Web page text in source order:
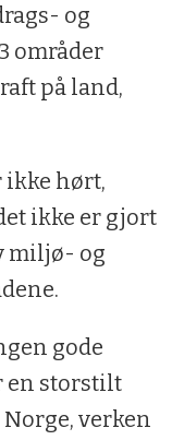
og
områder
på land,
ikke hørt,
ikke er gjort
miljø- og
gode
en storstilt
verken